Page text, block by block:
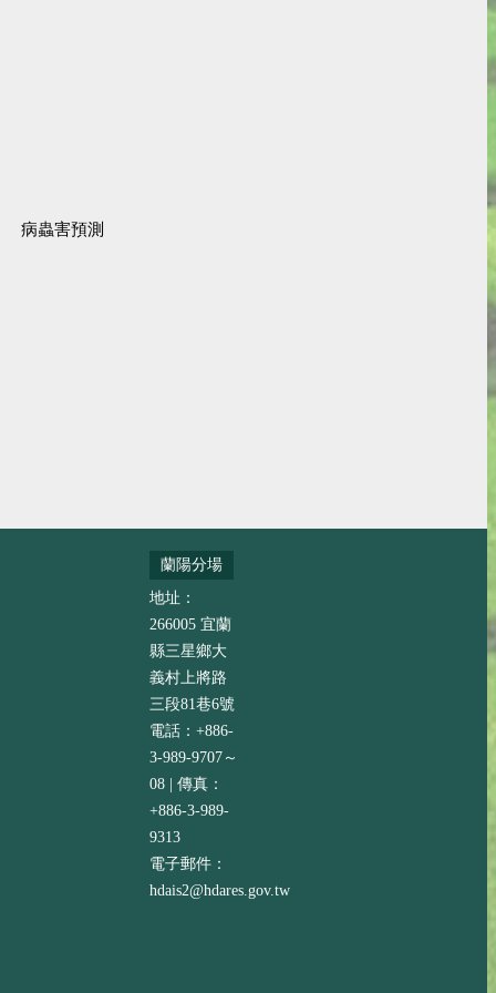
病蟲害預測
蘭陽分場
地址：
266005 宜蘭
縣三星鄉大
義村上將路
三段81巷6號
電話：+886-
3-989-9707～
08 | 傳真：
+886-3-989-
9313
電子郵件：
hdais2@hdares.gov.tw